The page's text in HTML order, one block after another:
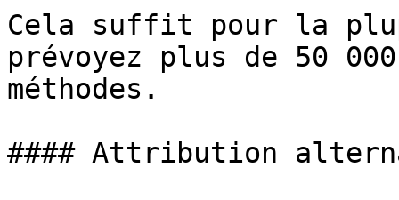
Cela suffit pour la
prévoyez plus de 50
méthodes.
#### Attribution